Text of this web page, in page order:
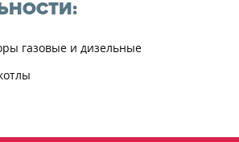
газовые и дизельные